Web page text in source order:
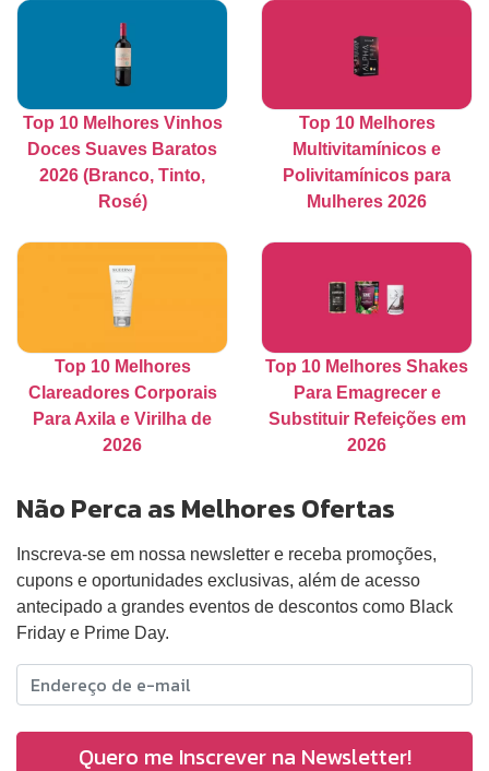
Top 10 Melhores Vinhos
Doces Suaves Baratos
2026 (Branco, Tinto,
Rosé)
Top 10 Melhores
Multivitamínicos e
Polivitamínicos para
Mulheres 2026
Top 10 Melhores
Clareadores Corporais
Para Axila e Virilha de
2026
Top 10 Melhores Shakes
Para Emagrecer e
Substituir Refeições em
2026
Não Perca as Melhores Ofertas
Inscreva-se em nossa newsletter e receba promoções,
cupons e oportunidades exclusivas, além de acesso
antecipado a grandes eventos de descontos como Black
Friday e Prime Day.